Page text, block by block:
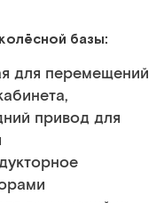
базы:
для перемещений
привод для